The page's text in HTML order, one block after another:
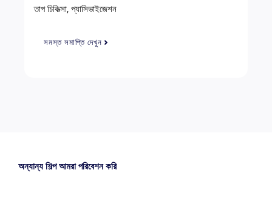
তাপ চিকিত্সা, প্যাসিভাইজেশন
সমস্ত সমাপ্তি দেখুন
অন্যান্য শিল্প আমরা পরিবেশন করি